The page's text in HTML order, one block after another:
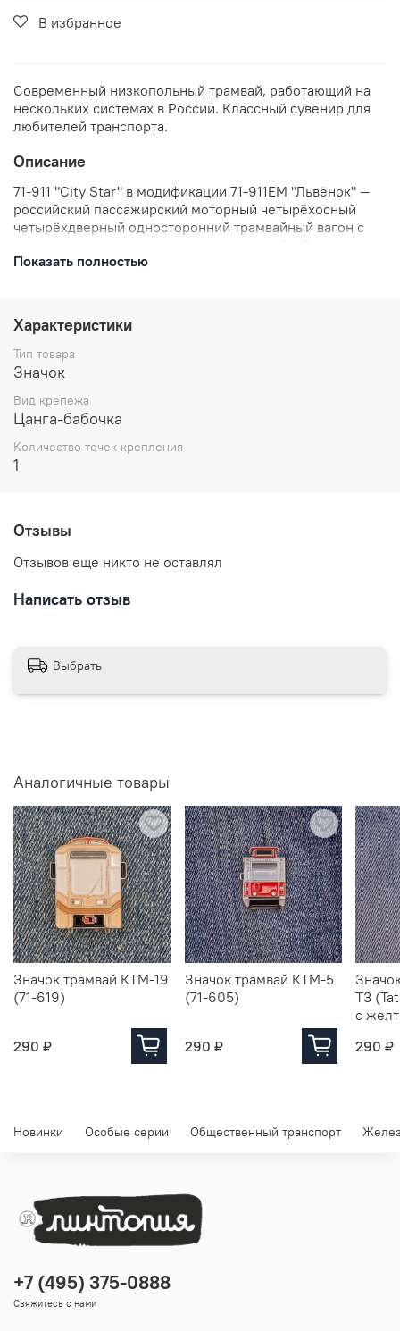
В избранное
Современный низкопольный трамвай, работающий на
нескольких системах в России. Классный сувенир для
любителей транспорта.
Описание
71-911 "City Star" в модификации 71-911ЕМ "Львёнок" —
российский пассажирский моторный четырёхосный
четырёхдверный односторонний трамвайный вагон с
Создан ПК Транспортные системы и выпускается на ТВЗ
городской системы Тулы.
В комплекте: значок металлический, застежка
цанга-бабочка.
Размеры: высота 25 мм
Отправляем в течении 3 рабочих дней с момента
заказа.
Показать полностью
Характеристики
Тип товара
Значок
Вид крепежа
Цанга-бабочка
Количество точек крепления
1
Отзывы
Отзывов еще никто не оставлял
Написать отзыв
Выбрать
Аналогичные товары
Значок трамвай КТМ-19
(71-619)
290 ₽
Значок трамвай КТМ-5
(71-605)
290 ₽
Т3
с
290 ₽
Новинки Особые серии Общественный транспорт
+7 (495) 375-0888
Свяжитесь с нами